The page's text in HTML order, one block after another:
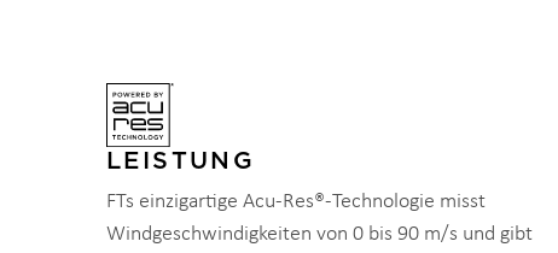
LEISTUNG
FTs einzigartige Acu-Res®-Technologie misst
Windgeschwindigkeiten von 0 bis 90 m/s und gibt